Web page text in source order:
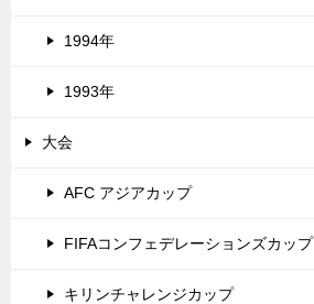
1994年
1993年
大会
AFC アジアカップ
FIFAコンフェデレーションズカップ
キリンチャレンジカップ